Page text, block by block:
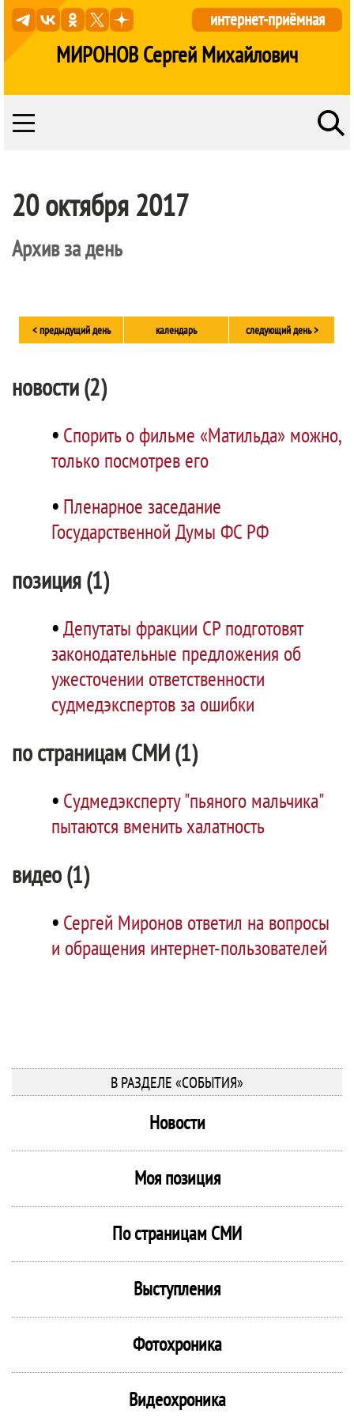
МИРОНОВ Сергей Михайлович
интернет-приёмная
20 октября 2017
Архив за день
< предыдущий день календарь следующий день >
новости (2)
• Спорить о фильме «Матильда» можно,
только посмотрев его
• Пленарное заседание
Государственной Думы ФС РФ
позиция (1)
•Депутаты фракции СР подготовят
законодательные предложения об
ужесточении ответственности
судмедэкспертов за ошибки
по страницам СМИ (1)
• Судмедэксперту "пьяного мальчика"
пытаются вменить халатность
видео (1)
• Сергей Миронов ответил на вопросы
и обращения интернет-пользователей
В РАЗДЕЛЕ «СОБЫТИЯ»
Новости
Моя позиция
По страницам СМИ
Выступления
Фотохроника
Видеохроника